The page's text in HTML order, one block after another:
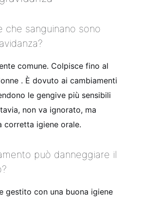
che sanguinano sono
comune. Colpisce fino al
. È dovuto ai cambiamenti
le gengive più sensibili
non va ignorato, ma
corretta igiene orale.
può danneggiare il
gestito con una buona igiene